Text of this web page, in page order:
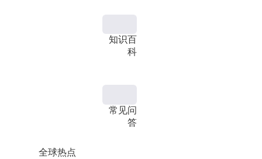
全球热点
知识百
科
常见问
答